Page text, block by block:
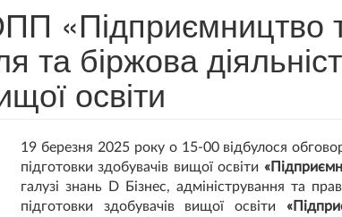
«Підприємництво
та біржова
освіти
19 березня 2025 року о 15-00 відбулося
підготовки здобувачів вищої освіти
галузі знань D Бізнес, адміністрування та
підготовки здобувачів вищої освіти